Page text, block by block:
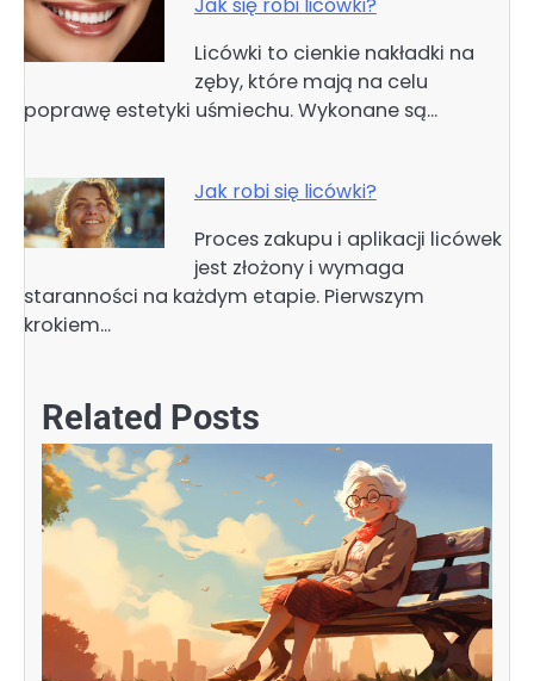
Licówki to cienkie nakładki na
zęby, które mają na celu
poprawę estetyki uśmiechu. Wykonane są…
Jak robi się licówki?
Proces zakupu i aplikacji licówek
jest złożony i wymaga
staranności na każdym etapie. Pierwszym
krokiem…
Related Posts